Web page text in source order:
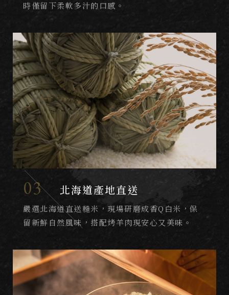
時僅留下柔軟多汁的口感。
北海道產地直送
嚴選北海道直送糙米，現場研磨成香Q白米，保
留新鮮自然風味，搭配烤羊肉現安心又美味。
03